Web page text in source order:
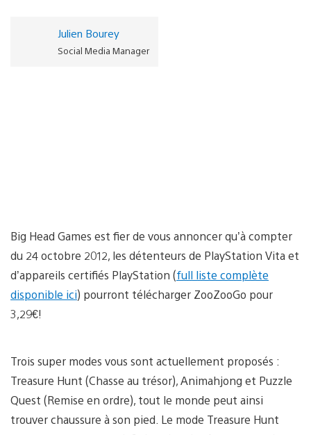
Julien Bourey
Social Media Manager
Big Head Games est fier de vous annoncer qu’à compter
du 24 octobre 2012, les détenteurs de PlayStation Vita et
d’appareils certifiés PlayStation (full liste complète
disponible ici) pourront télécharger ZooZooGo pour
3,29€!
Trois super modes vous sont actuellement proposés :
Treasure Hunt (Chasse au trésor), Animahjong et Puzzle
Quest (Remise en ordre), tout le monde peut ainsi
trouver chaussure à son pied. Le mode Treasure Hunt